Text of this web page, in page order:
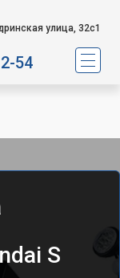
улица, 32с1
54
S